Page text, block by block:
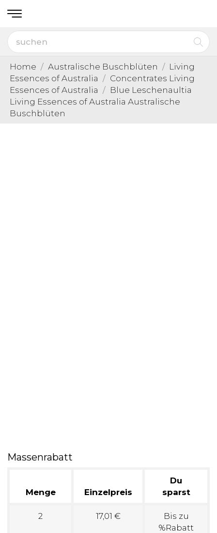
Home Australische Buschblüten
Living
Essences of Australia
Concentrates Living
Essences of Australia
Blue Leschenaultia
Living Essences of Australia Australische
Buschblüten
Massenrabatt
Menge Einzelpreis
Du
sparst
2 17,01 €
Bis zu
%Rabatt